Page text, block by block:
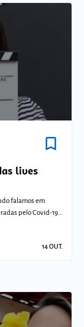
bookmark_border
lives
falamos em
pelo Covid-19
14 OUT.